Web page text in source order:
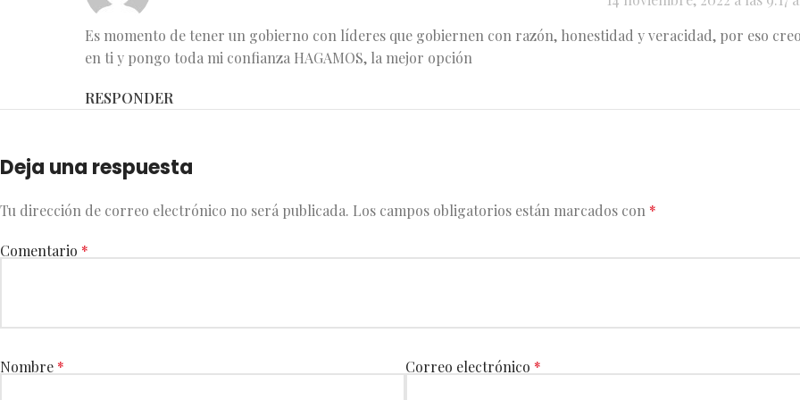
Es momento de tener un gobierno con líderes que gobiernen con razón, honestidad y veracidad, por eso
en ti y pongo toda mi confianza HAGAMOS, la mejor opción
RESPONDER
Deja una respuesta
Tu dirección de correo electrónico no será publicada. Los campos obligatorios están marcados con *
Comentario *
Nombre * Correo electrónico *